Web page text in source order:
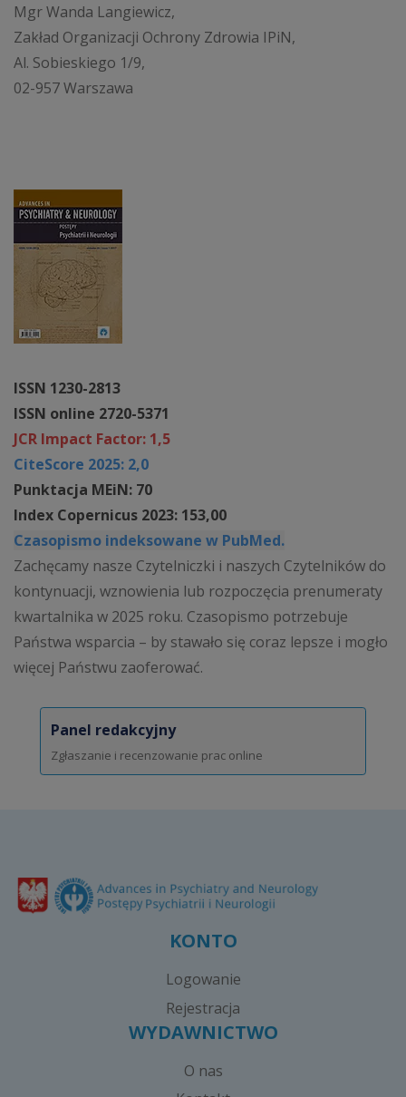
ISSN 1230-2813
ISSN online 2720-5371
JCR Impact Factor: 1,5
CiteScore 2025: 2,0
Punktacja MEiN: 70
Index Copernicus 2023: 153,00
Czasopismo indeksowane w PubMed.
Zachęcamy nasze Czytelniczki i naszych Czytelników do
kontynuacji, wznowienia lub rozpoczęcia prenumeraty
kwartalnika w 2025 roku. Czasopismo potrzebuje
Państwa wsparcia – by stawało się coraz lepsze i mogło
więcej Państwu zaoferować.
Panel redakcyjny
Zgłaszanie i recenzowanie prac online
Mgr Wanda Langiewicz,
Zakład Organizacji Ochrony Zdrowia IPiN,
Al. Sobieskiego 1/9,
02-957 Warszawa
KONTO
Logowanie
Rejestracja
WYDAWNICTWO
O nas